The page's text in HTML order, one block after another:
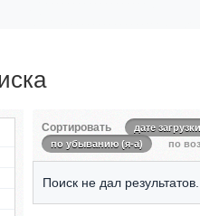
Сортировать
дате загрузки
по убыванию (я-а)
по
Поиск не дал результатов.